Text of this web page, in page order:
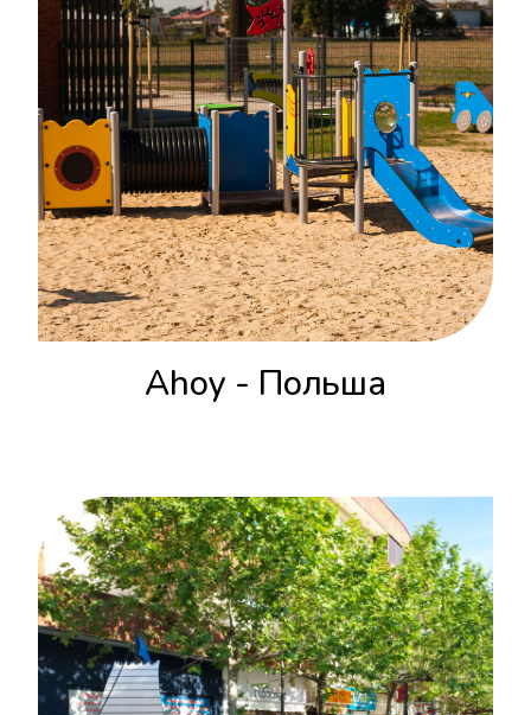
Ahoy - Польша